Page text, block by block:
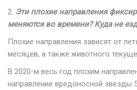
2. Эти плохие направления
меняются во времени? Куда не
Плохие направления зависят от
месяцев, а также животного
В 2020-м весь год плохим
направление вредоносной звезды